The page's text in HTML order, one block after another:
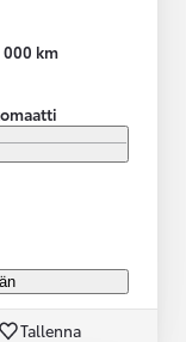
000 km
Tallenna